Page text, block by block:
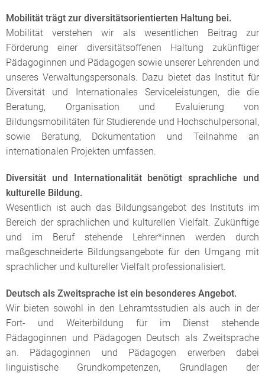
Mobilität trägt zur diversitätsorientierten Haltung bei.
Mobilität verstehen wir als wesentlichen Beitrag zur
Förderung einer diversitätsoffenen Haltung zukünftiger
Pädagoginnen und Pädagogen sowie unserer Lehrenden und
unseres Verwaltungspersonals. Dazu bietet das Institut für
Diversität und Internationales Serviceleistungen, die die
Beratung, Organisation und Evaluierung von
Bildungsmobilitäten für Studierende und Hochschulpersonal,
sowie Beratung, Dokumentation und Teilnahme an
internationalen Projekten umfassen.
Diversität und Internationalität benötigt sprachliche und
kulturelle Bildung.
Wesentlich ist auch das Bildungsangebot des Instituts im
Bereich der sprachlichen und kulturellen Vielfalt. Zukünftige
und im Beruf stehende Lehrer*innen werden durch
maßgeschneiderte Bildungsangebote für den Umgang mit
sprachlicher und kultureller Vielfalt professionalisiert.
Deutsch als Zweitsprache ist ein besonderes Angebot.
Wir bieten sowohl in den Lehramtsstudien als auch in der
Fort- und Weiterbildung für im Dienst stehende
Pädagoginnen und Pädagogen Deutsch als Zweitsprache
an. Pädagoginnen und Pädagogen erwerben dabei
linguistische Grundkompetenzen, Grundlagen der